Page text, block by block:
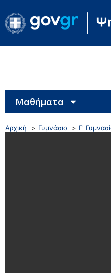
Μαθήματα
Αρχική Γυμνάσιο Γ'